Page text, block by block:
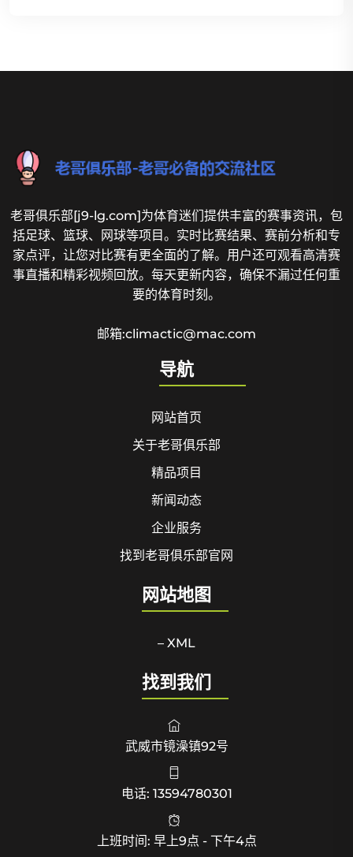
老哥俱乐部[j9-lg.com]为体育迷们提供丰富的赛事资讯，包
括足球、篮球、网球等项目。实时比赛结果、赛前分析和专
家点评，让您对比赛有更全面的了解。用户还可观看高清赛
事直播和精彩视频回放。每天更新内容，确保不漏过任何重
要的体育时刻。
邮箱:climactic@mac.com
导航
网站首页
关于老哥俱乐部
精品项目
新闻动态
企业服务
找到老哥俱乐部官网
网站地图
– XML
找到我们
武威市镜澡镇92号
电话: 13594780301
上班时间: 早上9点 - 下午4点